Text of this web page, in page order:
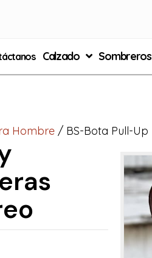
Calzado Sombreros
Hombre / BS-Bota Pull-